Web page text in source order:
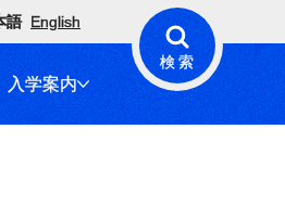
語 English
入学案内
検索